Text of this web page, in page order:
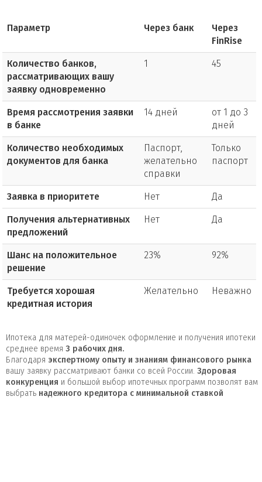
Параметр Через банк
Через
FinRise
Количество банков,
рассматривающих вашу
заявку одновременно
1 45
Время рассмотрения заявки
в банке
14 дней
от 1 до 3
дней
Количество необходимых
документов для банка
Паспорт,
желательно
справки
Только
паспорт
Заявка в приоритете Нет Да
Получения альтернативных
предложений
Нет Да
Шанс на положительное
решение
23% 92%
Требуется хорошая
кредитная история
Желательно Неважно
Ипотека для матерей-одиночек оформление и получения ипотеки
среднее время 3 рабочих дня.
Благодаря экспертному опыту и знаниям финансового рынка
вашу заявку рассматривают банки со всей России. Здоровая
конкуренция и большой выбор ипотечных программ позволят вам
выбрать надежного кредитора с минимальной ставкой